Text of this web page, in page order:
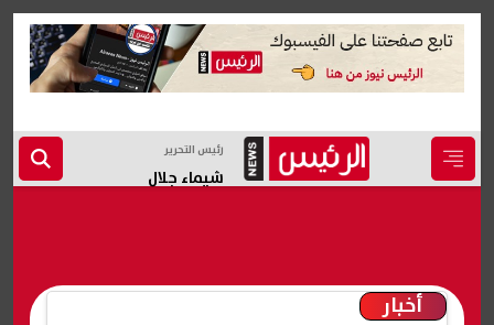
رئيس التحرير
شيماء جلال
أخبار